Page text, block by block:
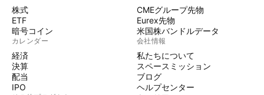
株式
ETF
暗号コイン
カレンダー
経済
決算
配当
IPO
CMEグループ先物
Eurex先物
米国株バンドルデータ
会社情報
私たちについて
スペースミッション
ブログ
ヘルプセンター